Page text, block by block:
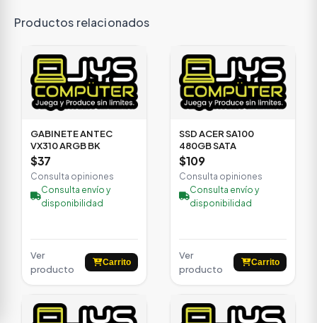
Productos relacionados
GABINETE ANTEC
VX310 ARGB BK
$37
Consulta opiniones
Consulta envío y
disponibilidad
Ver
producto
Carrito
SSD ACER SA100
480GB SATA
$109
Consulta opiniones
Consulta envío y
disponibilidad
Ver
producto
Carrito